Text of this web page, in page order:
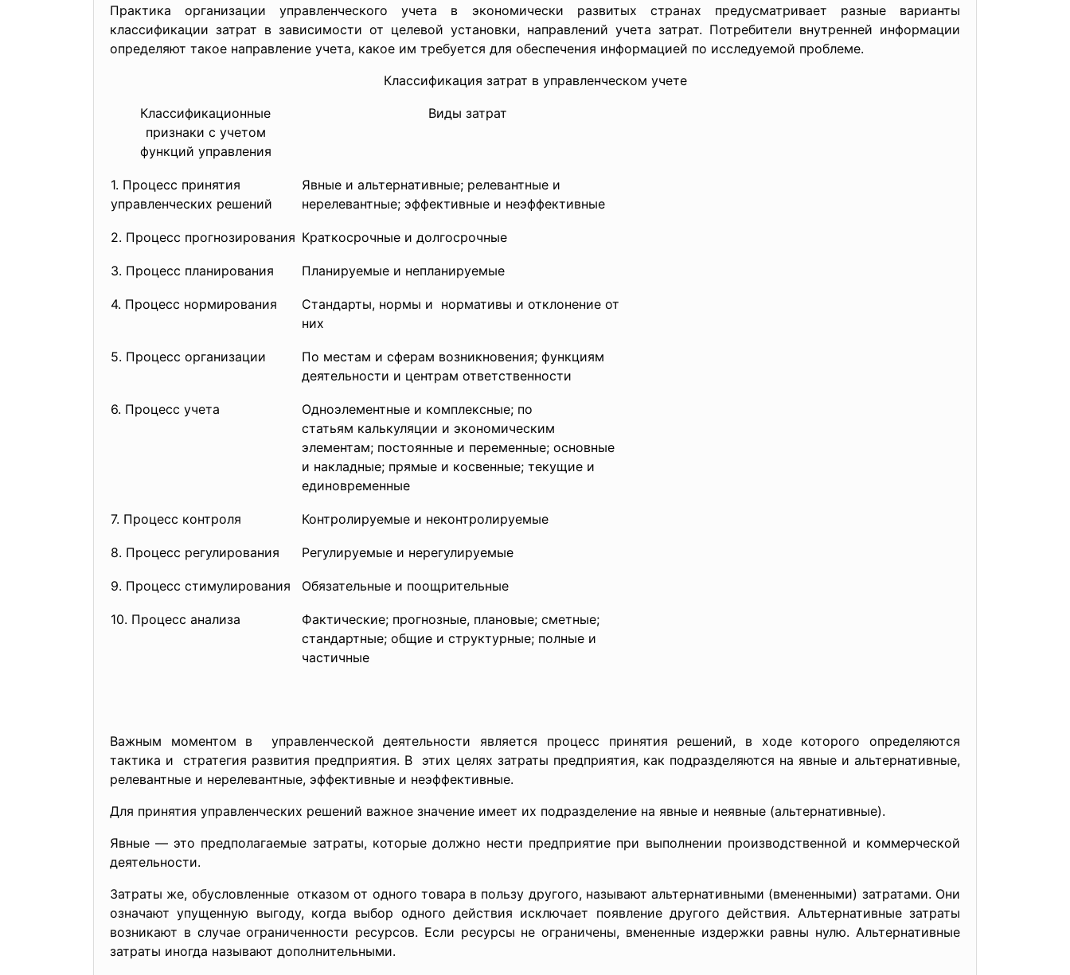
Практика организации управленческого учета в экономически развитых странах предусматривает разные варианты
классификации затрат в зависимости от целевой установки, направлений учета затрат. Потребители внутренней информации
определяют такое направление учета, какое им требуется для обеспечения информацией по исследуемой проблеме.
Классификация затрат в управленческом учете
Классификационные
признаки с учетом
функций управления
Виды затрат
1. Процесс принятия
управленческих решений
Явные и альтернативные; релевантные и
нерелевантные; эффективные и неэффективные
2. Процесс прогнозирования Краткосрочные и долгосрочные
3. Процесс планирования Планируемые и непланируемые
4. Процесс нормирования
Стандарты, нормы и нормативы и отклонение от
них
5. Процесс организации
По местам и сферам возникновения; функциям
деятельности и центрам ответственности
6. Процесс учета
Одноэлементные и комплексные; по
статьям калькуляции и экономическим
элементам; постоянные и переменные; основные
и накладные; прямые и косвенные; текущие и
единовременные
7. Процесс контроля Контролируемые и неконтролируемые
8. Процесс регулирования Регулируемые и нерегулируемые
9. Процесс стимулирования Обязательные и поощрительные
10. Процесс анализа
Фактические; прогнозные, плановые; сметные;
стандартные; общие и структурные; полные и
частичные
Важным моментом в управленческой деятельности является процесс принятия решений, в ходе которого определяются
тактика и стратегия развития предприятия. В этих целях затраты предприятия, как подразделяются на явные и альтернативные,
релевантные и нерелевантные, эффективные и неэффективные.
Для принятия управленческих решений важное значение имеет их подразделение на явные и неявные (альтернативные).
Явные — это предполагаемые затраты, которые должно нести предприятие при выполнении производственной и коммерческой
деятельности.
Затраты же, обусловленные отказом от одного товара в пользу другого, называют альтернативными (вмененными) затратами. Они
означают упущенную выгоду, когда выбор одного действия исключает появление другого действия. Альтернативные затраты
возникают в случае ограниченности ресурсов. Если ресурсы не ограничены, вмененные издержки равны нулю. Альтернативные
затраты иногда называют дополнительными.